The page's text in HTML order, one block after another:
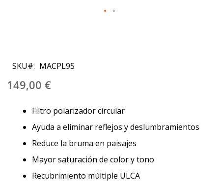
comienzo
de
la
imágenes
SKU MACPL95
149,00 €
Filtro polarizador circular
Ayuda a eliminar reflejos y deslumbramientos
Reduce la bruma en paisajes
Mayor saturación de color y tono
Recubrimiento múltiple ULCA